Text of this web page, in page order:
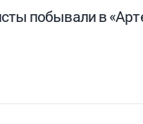
побывали в